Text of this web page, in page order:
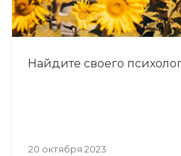
Найдите своего
20 октября 2023